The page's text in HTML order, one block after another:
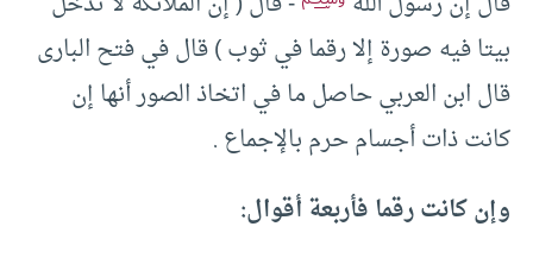
بيتا فيه صورة إلا رقما في ثوب )‏ قال في فتح البارى
قال ابن العربي حاصل ما في اتخاذ الصور أنها إن
كانت ذات أجسام حرم بالإجماع .‏
وإن كانت رقما فأربعة أقوال: